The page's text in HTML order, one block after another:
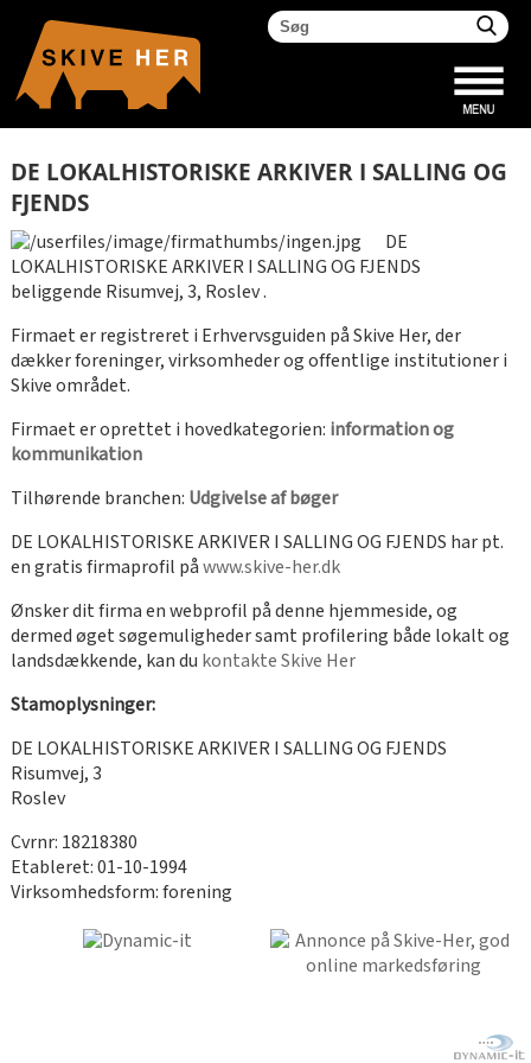
DE LOKALHISTORISKE ARKIVER I SALLING OG
FJENDS
DE
LOKALHISTORISKE ARKIVER I SALLING OG FJENDS
beliggende Risumvej, 3, Roslev .
Firmaet er registreret i Erhvervsguiden på Skive Her, der
dækker foreninger, virksomheder og offentlige institutioner i
Skive området.
Firmaet er oprettet i hovedkategorien: information og
kommunikation
Tilhørende branchen: Udgivelse af bøger
DE LOKALHISTORISKE ARKIVER I SALLING OG FJENDS har pt.
en gratis firmaprofil påwww.skive-her.dk
Ønsker dit firma en webprofil på denne hjemmeside, og
dermed øget søgemuligheder samt profilering både lokalt og
landsdækkende, kan du kontakte Skive Her
Stamoplysninger:
DE LOKALHISTORISKE ARKIVER I SALLING OG FJENDS
Risumvej, 3
Roslev
Cvrnr: 18218380
Etableret: 01-10-1994
Virksomhedsform: forening